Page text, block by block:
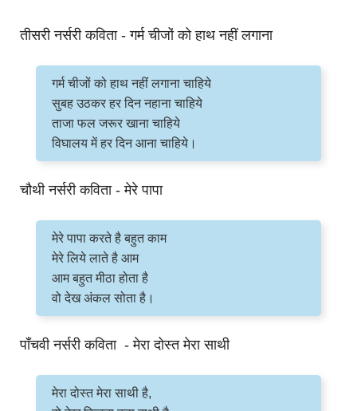
तीसरी नर्सरी कविता - गर्म चीजों को हाथ नहीं लगाना
गर्म चीजों को हाथ नहीं लगाना चाहिये
सुबह उठकर हर दिन नहाना चाहिये
ताजा फल जरूर खाना चाहिये
विघालय में हर दिन आना चाहिये।
चौथी नर्सरी कविता - मेरे पापा
मेरे पापा करते है बहुत काम
मेरे लिये लाते है आम
आम बहुत मीठा होता है
वो देख अंकल सोता है।
पाँचवी नर्सरी कविता - मेरा दोस्त मेरा साथी
मेरा दोस्त मेरा साथी है,